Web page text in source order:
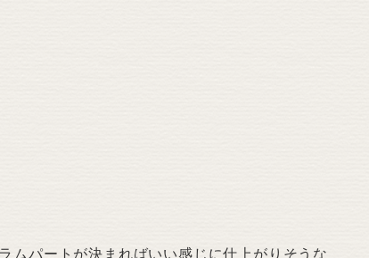
ムパートが決まればいい感じに仕上がりそうな